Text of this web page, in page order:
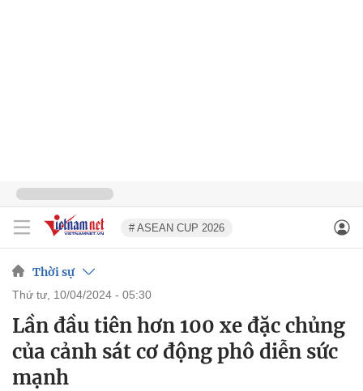
# ASEAN CUP 2026
Thời sự
thứ tư, 10/04/2024 - 05:30
Lần đầu tiên hơn 100 xe đặc chủng
của cảnh sát cơ động phô diễn sức
mạnh